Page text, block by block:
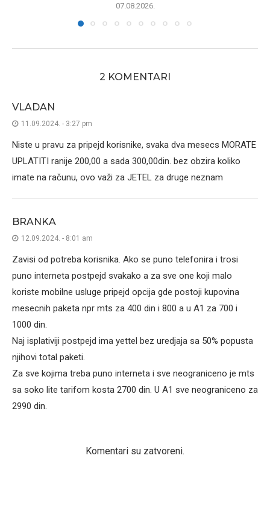
07.08.2026.
2 KOMENTARI
VLADAN
11.09.2024. - 3:27 pm
Niste u pravu za pripejd korisnike, svaka dva mesecs MORATE
UPLATITI ranije 200,00 a sada 300,00din. bez obzira koliko
imate na računu, ovo važi za JETEL za druge neznam
BRANKA
12.09.2024. - 8:01 am
Zavisi od potreba korisnika. Ako se puno telefonira i trosi
puno interneta postpejd svakako a za sve one koji malo
koriste mobilne usluge pripejd opcija gde postoji kupovina
mesecnih paketa npr mts za 400 din i 800 a u A1 za 700 i
1000 din.
Naj isplativiji postpejd ima yettel bez uredjaja sa 50% popusta
njihovi total paketi.
Za sve kojima treba puno interneta i sve neograniceno je mts
sa soko lite tarifom kosta 2700 din. U A1 sve neograniceno za
2990 din.
Komentari su zatvoreni.